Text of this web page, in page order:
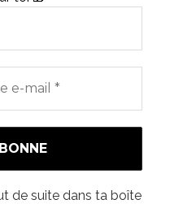
de suite dans ta boîte